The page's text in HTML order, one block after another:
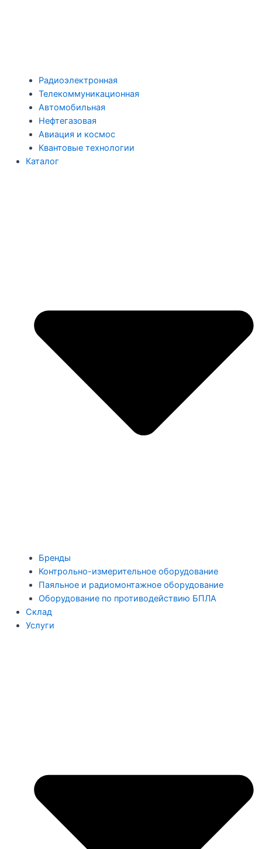
Радиоэлектронная
Телекоммуникационная
Автомобильная
Нефтегазовая
Авиация и космос
Квантовые технологии
Каталог
Бренды
Контрольно-измерительное оборудование
Паяльное и радиомонтажное оборудование
Оборудование по противодействию БПЛА
Склад
Услуги